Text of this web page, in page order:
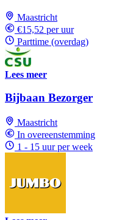
Maastricht
€15,52 per uur
Parttime (overdag)
Lees meer
Bijbaan Bezorger
Maastricht
In overeenstemming
1 - 15 uur per week